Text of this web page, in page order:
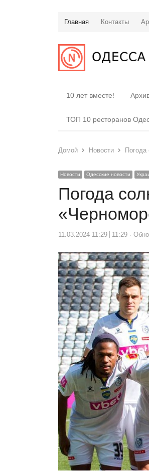
Главная Контакты
10 лет вместе!
ТОП 10 ресторанов
Домой Новости
Новости Одесские новости
Погода
11.03.2024 11:29 11:29